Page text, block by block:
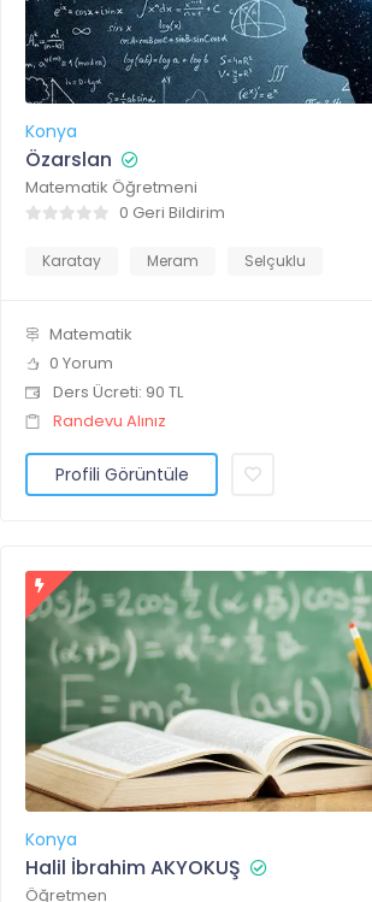
Konya
Özarslan
Matematik Öğretmeni
0 Geri Bildirim
Karatay Meram Selçuklu
Matematik
0 Yorum
Ders Ücreti: 90 TL
Randevu Alınız
Profili Görüntüle
Konya
Halil İbrahim AKYOKUŞ
Öğretmen